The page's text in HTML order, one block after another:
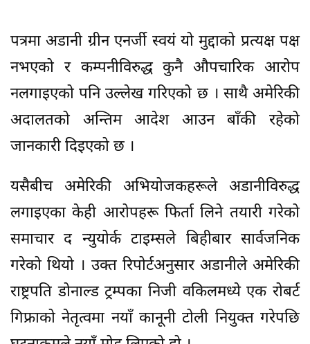
पत्रमा अडानी ग्रीन एनर्जी स्वयं यो मुद्दाको प्रत्यक्ष पक्ष
नभएको र कम्पनीविरुद्ध कुनै औपचारिक आरोप
नलगाइएको पनि उल्लेख गरिएको छ । साथै अमेरिकी
अदालतको अन्तिम आदेश आउन बाँकी रहेको
जानकारी दिइएको छ ।
यसैबीच अमेरिकी अभियोजकहरूले अडानीविरुद्ध
लगाइएका केही आरोपहरू फिर्ता लिने तयारी गरेको
समाचार द न्युयोर्क टाइम्सले बिहीबार सार्वजनिक
गरेको थियो । उक्त रिपोर्टअनुसार अडानीले अमेरिकी
राष्ट्रपति डोनाल्ड ट्रम्पका निजी वकिलमध्ये एक रोबर्ट
गिफ्राको नेतृत्वमा नयाँ कानूनी टोली नियुक्त गरेपछि